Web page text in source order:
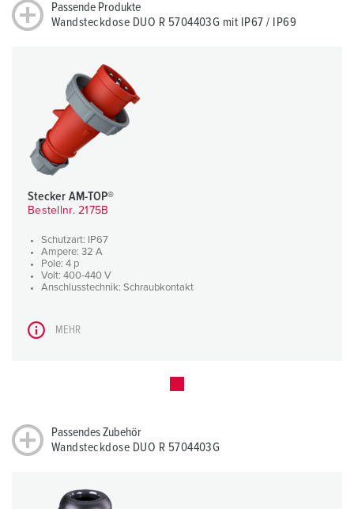
Passende Produkte
Wandsteckdose DUO R 5704403G mit IP67 / IP69
Stecker AM-TOP®
Bestellnr. 2175B
Schutzart: IP67
Ampere: 32 A
Pole: 4 p
Volt: 400-440 V
Anschlusstechnik: Schraubkontakt
MEHR
Passendes Zubehör
Wandsteckdose DUO R 5704403G